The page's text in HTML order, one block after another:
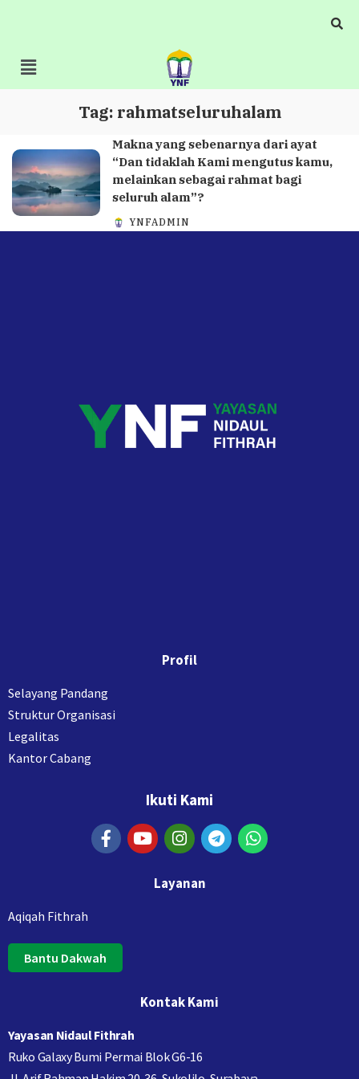
Tag: rahmatseluruhalam
Makna yang sebenarnya dari ayat
“Dan tidaklah Kami mengutus kamu,
melainkan sebagai rahmat bagi
seluruh alam”?
YNFADMIN
Profil
Selayang Pandang
Struktur Organisasi
Legalitas
Kantor Cabang
Ikuti Kami
Layanan
Aqiqah Fithrah
Bantu Dakwah
Kontak Kami
Yayasan Nidaul Fithrah
Ruko Galaxy Bumi Permai Blok G6-16